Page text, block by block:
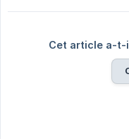
Cet article a-t-